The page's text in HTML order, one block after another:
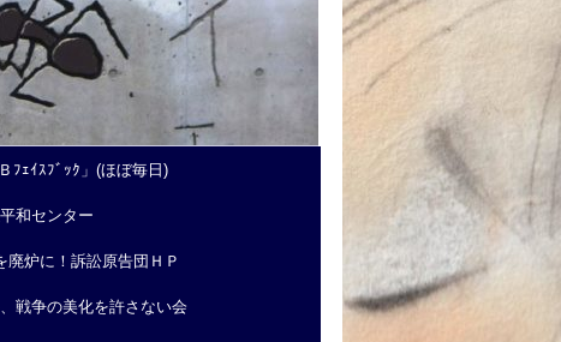
Ｂﾌｪｲｽﾌﾞｯｸ」(ほぼ毎日)
和センター
廃炉に！訴訟原告団ＨＰ
戦争の美化を許さない会